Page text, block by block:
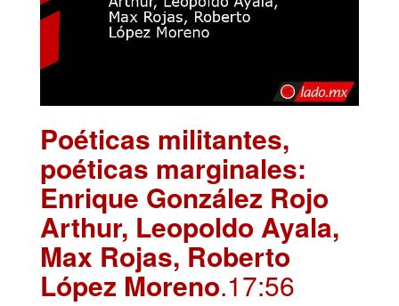
Poéticas militantes,
poéticas marginales:
Enrique González Rojo
Arthur, Leopoldo Ayala,
Max Rojas, Roberto
López Moreno.17:56